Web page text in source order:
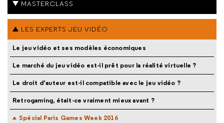
MASTERCLASS
LES EXPERTS JEU VIDÉO
Le jeu vidéo et ses modèles économiques
Le marché du jeu vidéo est-il prêt pour la réalité virtuelle ?
Le droit d’auteur est-il compatible avec le jeu vidéo ?
Retrogaming, était-ce vraiment mieux avant ?
Spécial Paris Games Week 2016